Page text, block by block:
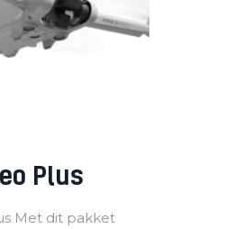
Plus
Met dit pakket